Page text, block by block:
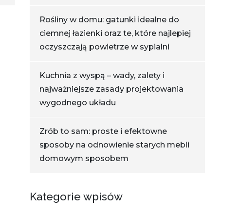
Rośliny w domu: gatunki idealne do
ciemnej łazienki oraz te, które najlepiej
oczyszczają powietrze w sypialni
Kuchnia z wyspą – wady, zalety i
najważniejsze zasady projektowania
wygodnego układu
Zrób to sam: proste i efektowne
sposoby na odnowienie starych mebli
domowym sposobem
Kategorie wpisów